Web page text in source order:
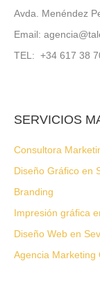
Avda. Menéndez
Email:
TEL: +34 617 38
SERVICIOS
Consultora
Diseño Gráfico en
Branding
Impresión gráfica
Diseño Web en
Agencia Marketing